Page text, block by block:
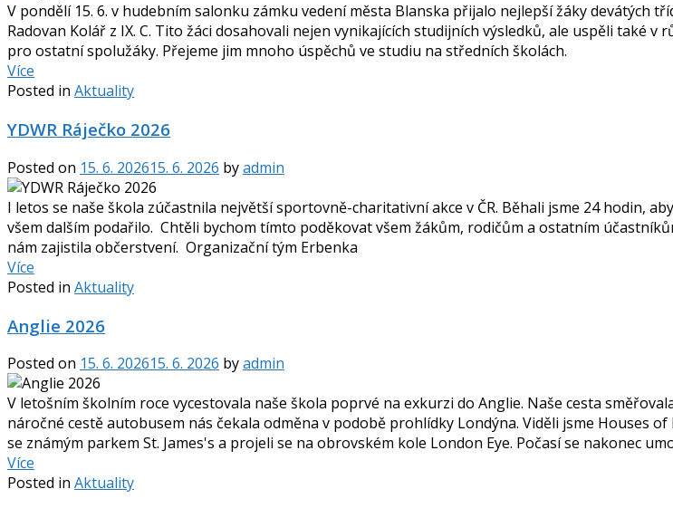
V pondělí 15. 6. v hudebním salonku zámku vedení města Blanska přijalo nejlepší žáky devátých
Radovan Kolář z IX. C. Tito žáci dosahovali nejen vynikajících studijních výsledků, ale uspěli také
pro ostatní spolužáky. Přejeme jim mnoho úspěchů ve studiu na středních školách.
Více
Posted in Aktuality
YDWR Ráječko 2026
Posted on 15. 6. 202615. 6. 2026 byadmin
I letos se naše škola zúčastnila největší sportovně-charitativní akce v ČR. Běhali jsme 24 hodin,
všem dalším podařilo. Chtěli bychom tímto poděkovat všem žákům, rodičům a ostatním
nám zajistila občerstvení. Organizační tým Erbenka
Více
Posted in Aktuality
Anglie 2026
Posted on 15. 6. 202615. 6. 2026 byadmin
V letošním školním roce vycestovala naše škola poprvé na exkurzi do Anglie. Naše cesta
náročné cestě autobusem nás čekala odměna v podobě prohlídky Londýna. Viděli jsme Houses
se známým parkem St. James's a projeli se na obrovském kole London Eye. Počasí se nakonec
Více
Posted in Aktuality